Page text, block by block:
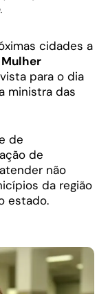
cidades a
para o dia
ministra das
de
de
não
da região
estado.